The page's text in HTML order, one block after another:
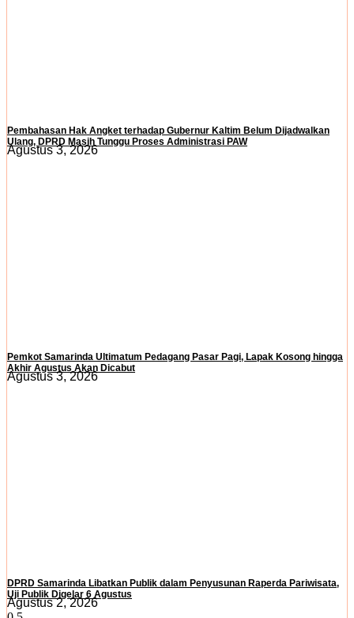
Pembahasan Hak Angket terhadap Gubernur Kaltim Belum Dijadwalkan
Ulang, DPRD Masih Tunggu Proses Administrasi PAW
Agustus 3, 2026
Pemkot Samarinda Ultimatum Pedagang Pasar Pagi, Lapak Kosong hingga
Akhir Agustus Akan Dicabut
Agustus 3, 2026
DPRD Samarinda Libatkan Publik dalam Penyusunan Raperda Pariwisata,
Uji Publik Digelar 6 Agustus
Agustus 2, 2026